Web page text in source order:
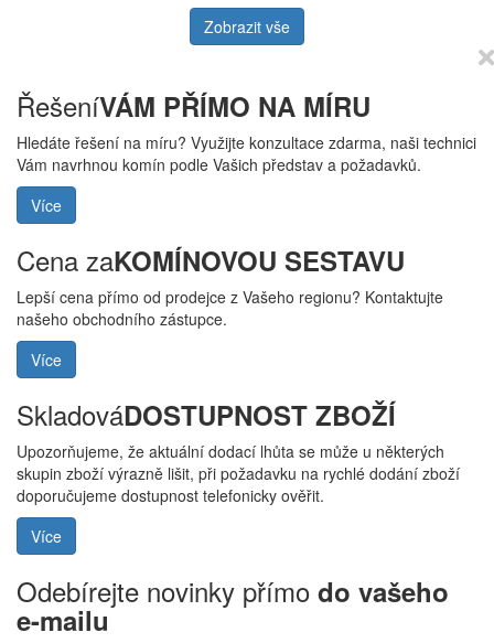
Zobrazit vše
ŘešeníVÁM PŘÍMO NA MÍRU
Hledáte řešení na míru? Využijte konzultace zdarma, naši technici
Vám navrhnou komín podle Vašich představ a požadavků.
Více
Cena zaKOMÍNOVOU SESTAVU
Lepší cena přímo od prodejce z Vašeho regionu? Kontaktujte
našeho obchodního zástupce.
Více
SkladováDOSTUPNOST ZBOŽÍ
Upozorňujeme, že aktuální dodací lhůta se může u některých
skupin zboží výrazně lišit, při požadavku na rychlé dodání zboží
doporučujeme dostupnost telefonicky ověřit.
Více
Odebírejte novinky přímo do vašeho
e-mailu